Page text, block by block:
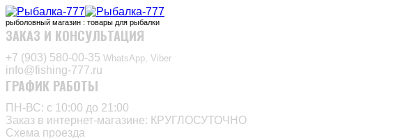
рыболовный магазин : товары для рыбалки
ЗАКАЗ И КОНСУЛЬТАЦИЯ
+7 (903) 580-00-35‬ WhatsApp, Viber
info@fishing-777.ru
ГРАФИК РАБОТЫ
ПН-ВС: с 10:00 до 21:00
Заказ в интернет-магазине: КРУГЛОСУТОЧНО
Схема проезда